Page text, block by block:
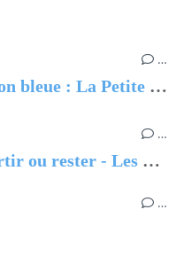
…
Jean-Pierre Goux, Révolution bleue : La Petite Princesse
…
Chantal MARIE-ROSE, Partir ou rester - Les clés pour évoluer professionnellement sans regret
…